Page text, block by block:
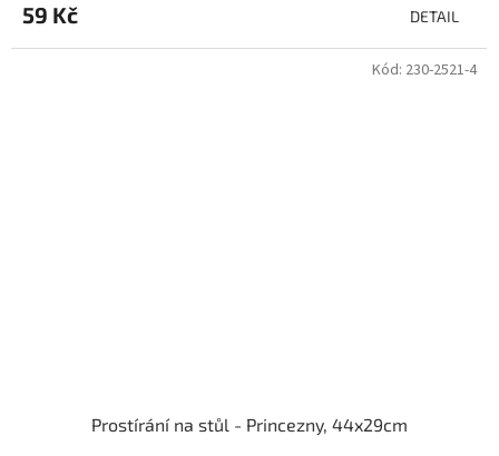
59 Kč DETAIL
Prostírání na stůl - Princezny, 44x29cm
Kód: 230-2521-4